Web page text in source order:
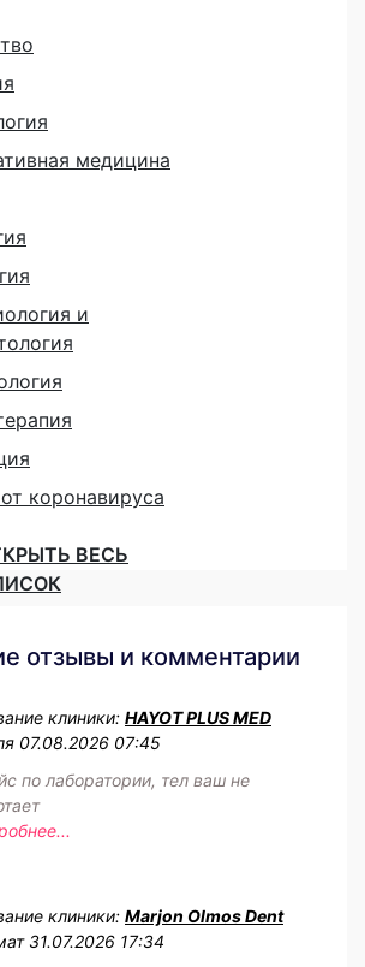
медицина
и
коронавируса
ВЕСЬ
отзывы и комментарии
клиники: HAYOT PLUS MED
07.08.2026 07:45
по лаборатории, тел ваш не
клиники: Marjon Olmos Dent
31.07.2026 17:34